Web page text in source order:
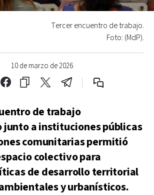
10 de marzo de 2026
Tercer encuentro de trabajo.
Foto: (MdP).
de trabajo
a instituciones públicas
comunitarias permitió
colectivo para
de desarrollo territorial
y urbanísticos.